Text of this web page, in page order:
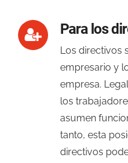
Para los
Los directivos
empresario y
empresa.
los
asumen
tanto, esta
directivos